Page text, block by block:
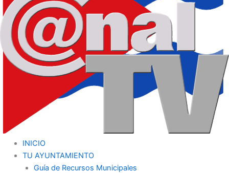
INICIO
TU AYUNTAMIENTO
Guía de Recursos Municipales